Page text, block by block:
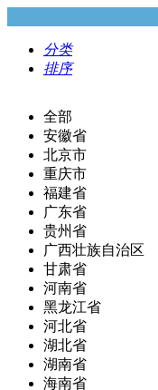
分类
排序
全部
安徽省
北京市
重庆市
福建省
广东省
贵州省
广西壮族自治区
甘肃省
河南省
黑龙江省
河北省
湖北省
湖南省
海南省